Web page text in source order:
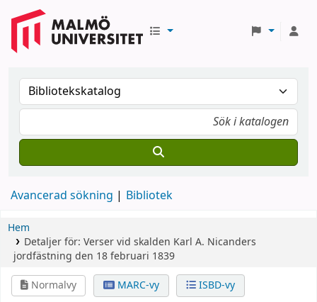
Avancerad sökning Bibliotek
Hem
Detaljer för: Verser vid skalden Karl A. Nicanders
jordfästning den 18 februari 1839
Normalvy
MARC-vy ISBD-vy